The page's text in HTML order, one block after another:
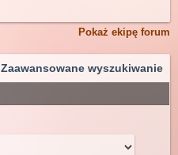
Pokaż ekipę forum
Zaawansowane wyszukiwanie